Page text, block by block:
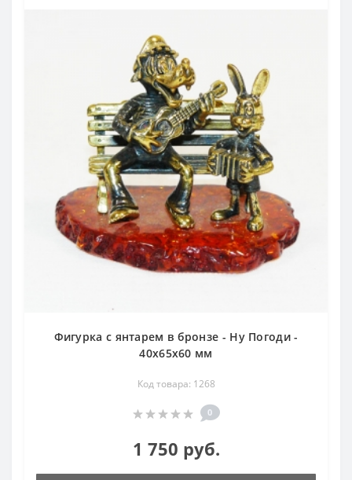
Фигурка с янтарем в бронзе - Ну Погоди -
40х65х60 мм
Код товара: 1268
0
1 750 руб.